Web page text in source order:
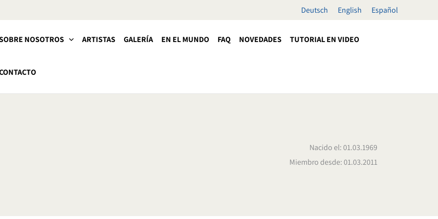
Deutsch English Español
NOSOTROS ARTISTAS GALERÍA EN EL MUNDO FAQ NOVEDADES TUTORIAL EN VIDEO
Nacido el: 01.03.1969
Miembro desde: 01.03.2011